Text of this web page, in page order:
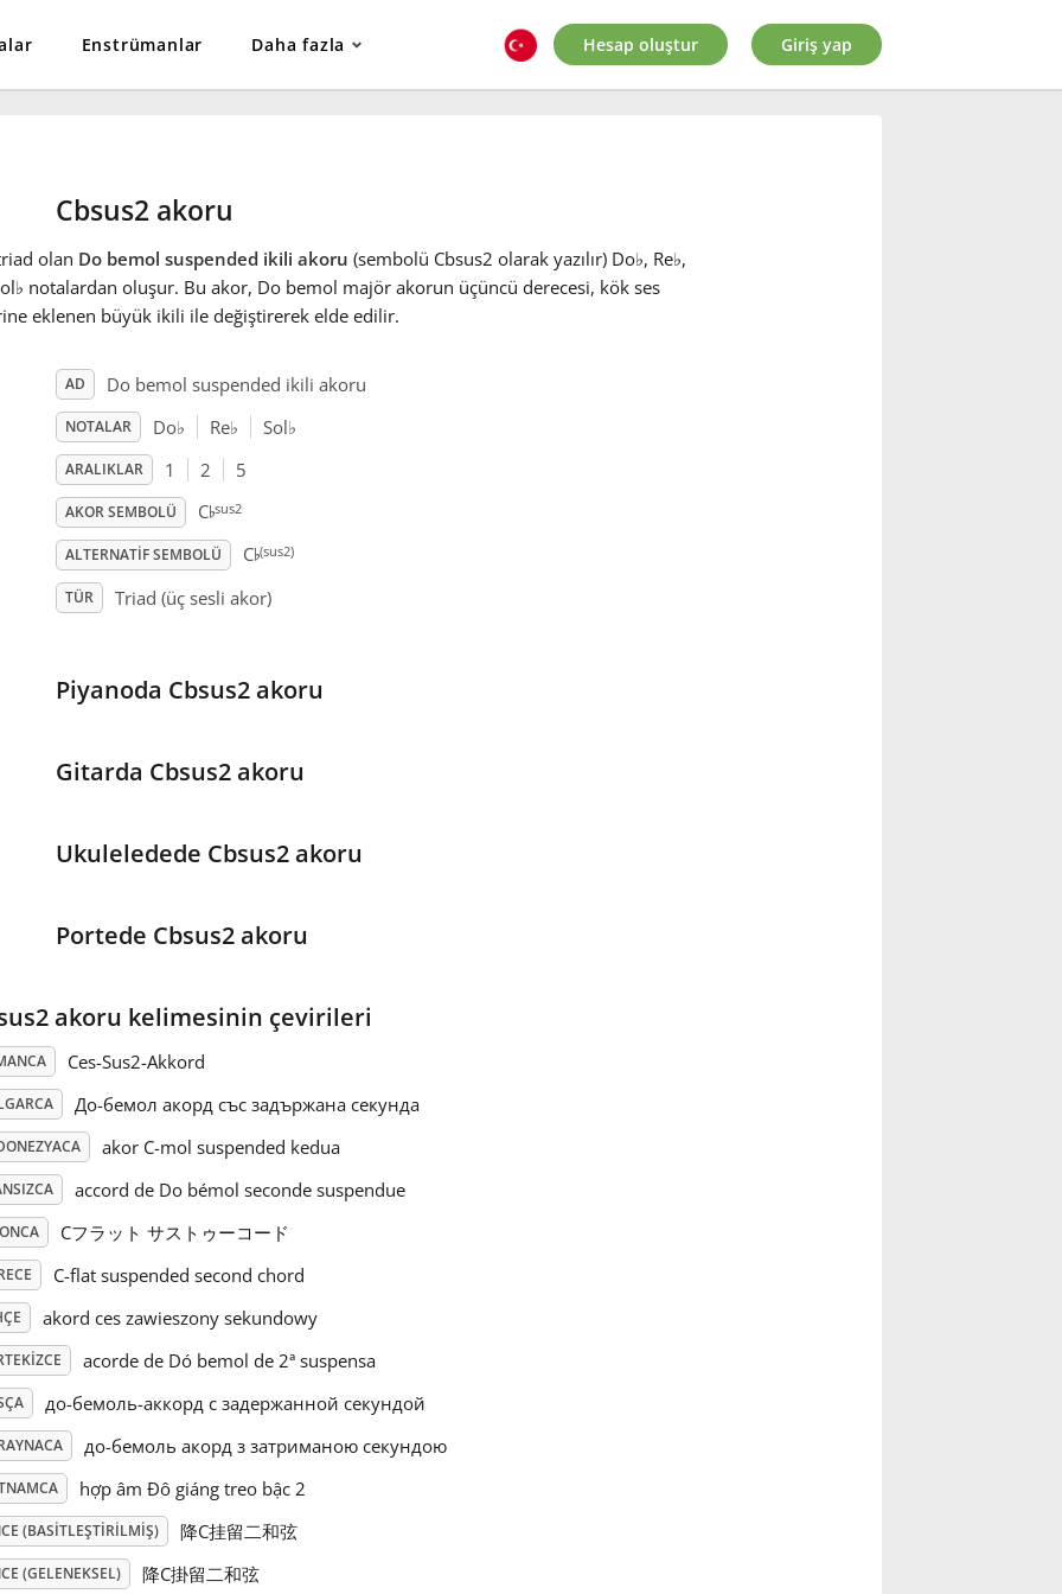
Enstrümanlar Daha fazla Hesap oluştur Giriş yap
Cbsus2 akoru
olan Do bemol suspended ikili akoru (sembolü Cbsus2 olarak yazılır) Do♭, Re♭,
♭ notalardan oluşur. Bu akor, Do bemol majör akorun üçüncü derecesi, kök ses
eklenen büyük ikili ile değiştirerek elde edilir.
AD Do bemol suspended ikili akoru
NOTALAR Do♭ Re♭ Sol♭
ARALIKLAR 1 2 5
AKOR SEMBOLÜ C♭sus2
ALTERNATIF SEMBOLÜ C♭(sus2)
TÜR Triad (üç sesli akor)
Piyanoda Cbsus2 akoru
Gitarda Cbsus2 akoru
Ukuleledede Cbsus2 akoru
Portede Cbsus2 akoru
akoru kelimesinin çevirileri
Ces-Sus2-Akkord
До-бемол акорд със задържана секунда
akor C-mol suspended kedua
accord de Do bémol seconde suspendue
Cフラット サストゥーコード
C-flat suspended second chord
akord ces zawieszony sekundowy
acorde de Dó bemol de 2ª suspensa
до-бемоль-аккорд с задержанной секундой
до-бемоль акорд з затриманою секундою
hợp âm Đô giáng treo bậc 2
(BASITLEŞTIRILMIŞ) 降C挂留二和弦
(GELENEKSEL) 降C掛留二和弦